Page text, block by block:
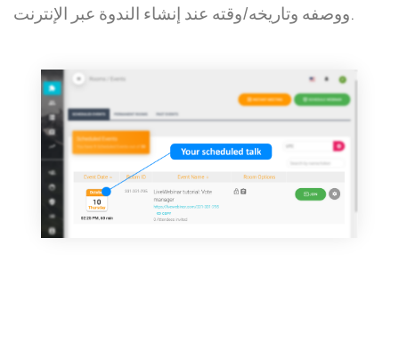
ووصفه وتاريخه/وقته عند إنشاء الندوة عبر الإنترنت.